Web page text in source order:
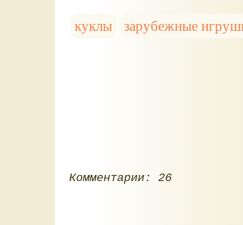
куклы зарубежные
Комментарии: 26